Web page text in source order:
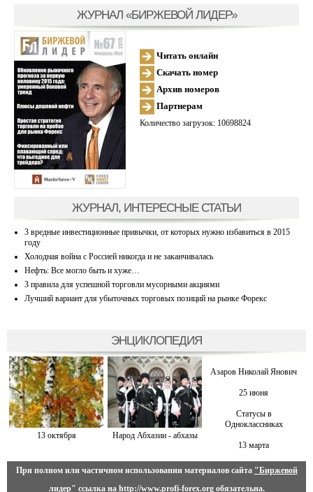
ЖУРНАЛ «БИРЖЕВОЙ ЛИДЕР»
Читать онлайн
Скачать номер
Архив номеров
Партнерам
Количество загрузок: 10698824
ЖУРНАЛ, ИНТЕРЕСНЫЕ СТАТЬИ
3 вредные инвестиционные привычки, от которых нужно избавиться в 2015
году
Холодная война с Россией никогда и не заканчивалась
Нефть: Все могло быть и хуже…
3 правила для успешной торговли мусорными акциями
Лучший вариант для убыточных торговых позиций на рынке Форекс
ЭНЦИКЛОПЕДИЯ
13 октября Народ Абхазии - абхазы
Азаров Николай Янович
25 июня
Статусы в
Одноклассниках
13 марта
При полном или частичном использовании материалов сайта "Биржевой
лидер" ссылка на http://www.profi-forex.orgобязательна.